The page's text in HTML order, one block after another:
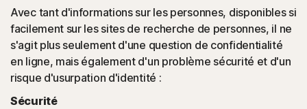
Avec tant d'informations sur les personnes, disponibles si
facilement sur les sites de recherche de personnes, il ne
s'agit plus seulement d'une question de confidentialité
en ligne, mais également d'un problème sécurité et d'un
risque d'usurpation d'identité :
Sécurité